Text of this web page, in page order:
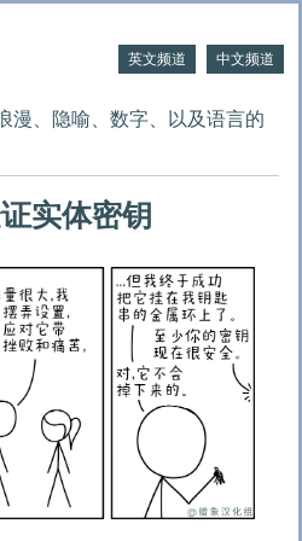
英文频道 中文频道
漫、隐喻、数字、以及语言的
实体密钥